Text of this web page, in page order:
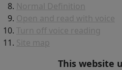
Normal Definition
Open and read with voice
Turn off voice reading
Site map
This website